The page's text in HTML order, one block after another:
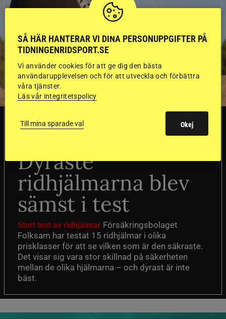
SVERIGE
Dyraste
ridhjälmarna blev
sämst i test
Stort test av ridhjälmar Försäkringsbolaget
Folksam har testat 15 ridhjälmar i olika
prisklasser för att se vilken som är den säkraste.
Det visar sig vara stor skillnad på säkerheten
mellan de olika hjälmarna – och dyrast är inte
bäst.
SÅ HÄR HANTERAR VI DINA PERSONUPPGIFTER PÅ
TIDNINGENRIDSPORT.SE
Vi använder cookies för att ge dig den bästa
användarupplevelsen och för att utveckla och förbättra
våra tjänster.
Läs vår integritetspolicy
Till mina sparade val Okej